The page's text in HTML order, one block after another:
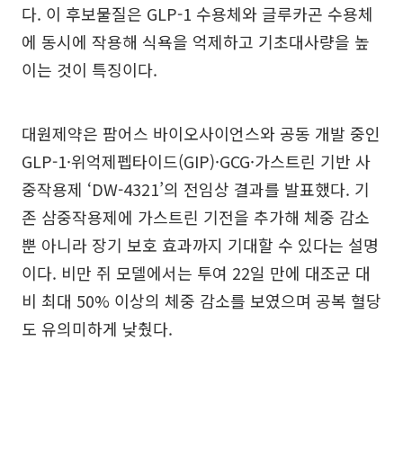
다. 이 후보물질은 GLP-1 수용체와 글루카곤 수용체
에 동시에 작용해 식욕을 억제하고 기초대사량을 높
이는 것이 특징이다.
대원제약은 팜어스 바이오사이언스와 공동 개발 중인
GLP-1·위억제펩타이드(GIP)·GCG·가스트린 기반 사
중작용제 ‘DW-4321’의 전임상 결과를 발표했다. 기
존 삼중작용제에 가스트린 기전을 추가해 체중 감소
뿐 아니라 장기 보호 효과까지 기대할 수 있다는 설명
이다. 비만 쥐 모델에서는 투여 22일 만에 대조군 대
비 최대 50% 이상의 체중 감소를 보였으며 공복 혈당
도 유의미하게 낮췄다.